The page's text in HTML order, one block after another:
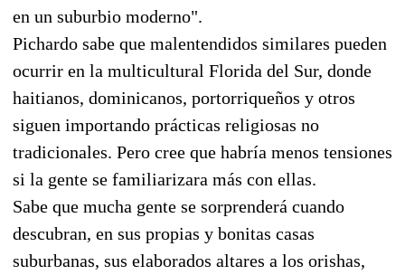
en un suburbio moderno".
Pichardo sabe que malentendidos similares pueden
ocurrir en la multicultural Florida del Sur, donde
haitianos, dominicanos, portorriqueños y otros
siguen importando prácticas religiosas no
tradicionales. Pero cree que habría menos tensiones
si la gente se familiarizara más con ellas.
Sabe que mucha gente se sorprenderá cuando
descubran, en sus propias y bonitas casas
suburbanas, sus elaborados altares a los orishas,